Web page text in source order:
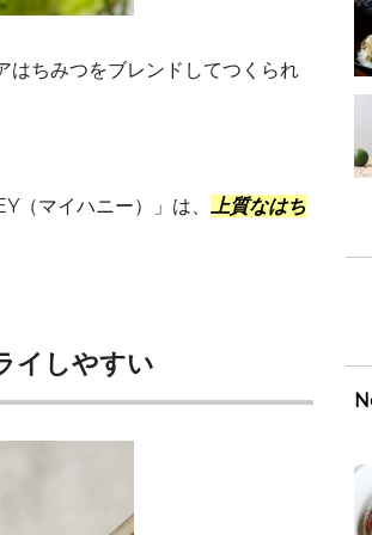
はちみつをブレンドしてつくられ
（マイハニー）」は、 上質なはち
イしやすい